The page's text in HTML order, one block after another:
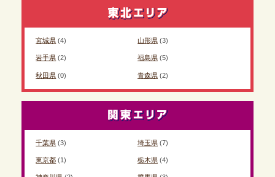
宮城県 (4) 山形県(3)
岩手県 (2) 福島県(5)
秋田県 (0) 青森県(2)
千葉県 (3) 埼玉県(7)
東京都 (1) 栃木県(4)